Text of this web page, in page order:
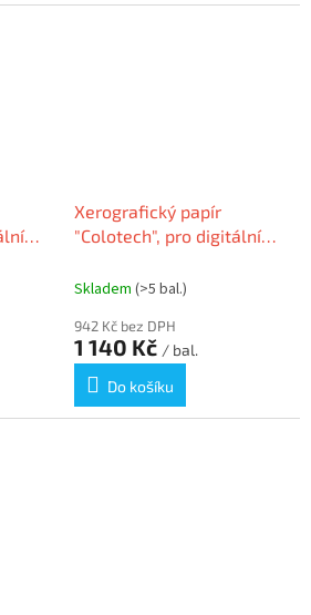
Xerografický papír
"Colotech", pro digitální
Skladem (>5 bal.)
942 Kč bez DPH
1 140 Kč / bal.
Do košíku